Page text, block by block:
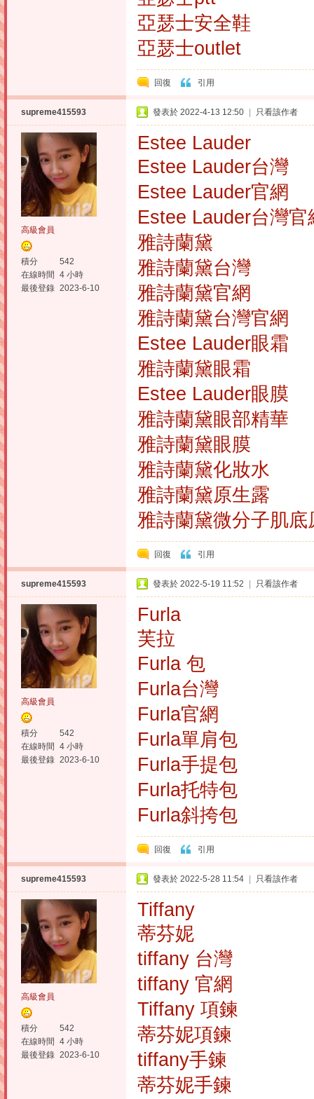
亞瑟士安全鞋
亞瑟士outlet
回復 引用
supreme415593
高級會員
積分
542
在線時間
4 小時
最後登錄 2023-6-10
發表於 2022-4-13 12:50 只看該作者
Estee Lauder
Estee Lauder台灣
Estee Lauder官網
Estee Lauder台灣官
雅詩蘭黛
雅詩蘭黛台灣
雅詩蘭黛官網
雅詩蘭黛台灣官網
Estee Lauder眼霜
雅詩蘭黛眼霜
Estee Lauder眼膜
雅詩蘭黛眼部精華
雅詩蘭黛眼膜
雅詩蘭黛化妝水
雅詩蘭黛原生露
雅詩蘭黛微分子肌底
回復 引用
supreme415593
高級會員
積分
542
在線時間
4 小時
最後登錄 2023-6-10
發表於 2022-5-19 11:52 只看該作者
Furla
芙拉
Furla 包
Furla台灣
Furla官網
Furla單肩包
Furla手提包
Furla托特包
Furla斜挎包
回復 引用
supreme415593
高級會員
積分
542
在線時間
4 小時
最後登錄 2023-6-10
發表於 2022-5-28 11:54 只看該作者
Tiffany
蒂芬妮
tiffany 台灣
tiffany 官網
Tiffany 項鍊
蒂芬妮項鍊
tiffany手鍊
蒂芬妮手鍊